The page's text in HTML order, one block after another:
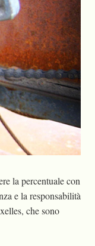
la percentuale con
e la responsabilità
che sono